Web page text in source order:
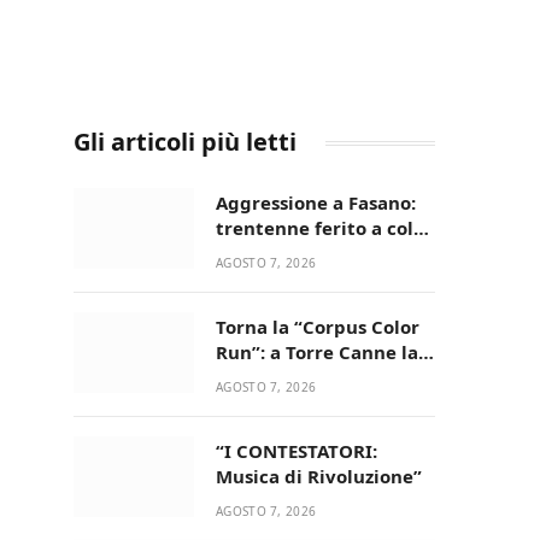
Gli articoli più letti
Aggressione a Fasano:
trentenne ferito a colpi
di pistola in casa
AGOSTO 7, 2026
Torna la “Corpus Color
Run”: a Torre Canne la
corsa più allegra e
AGOSTO 7, 2026
“I CONTESTATORI:
Musica di Rivoluzione”
AGOSTO 7, 2026